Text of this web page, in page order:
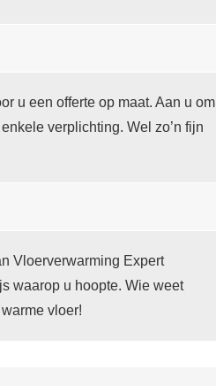
u een offerte op maat. Aan u om
verplichting. Wel zo’n fijn
Vloerverwarming Expert
waarop u hoopte. Wie weet
vloer!